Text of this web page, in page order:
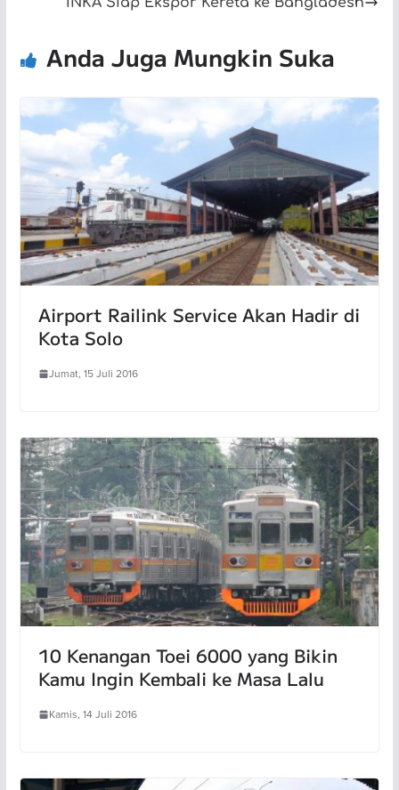
Anda Juga Mungkin Suka
Airport Railink Service Akan Hadir di
Kota Solo
Jumat, 15 Juli 2016
10 Kenangan Toei 6000 yang Bikin
Kamu Ingin Kembali ke Masa Lalu
Kamis, 14 Juli 2016